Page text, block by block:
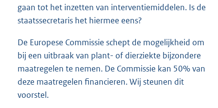
gaan tot het inzetten van interventiemiddelen. Is de
staatssecretaris het hiermee eens?
De Europese Commissie schept de mogelijkheid om
bij een uitbraak van plant- of dierziekte bijzondere
maatregelen te nemen. De Commissie kan 50% van
deze maatregelen financieren. Wij steunen dit
voorstel.